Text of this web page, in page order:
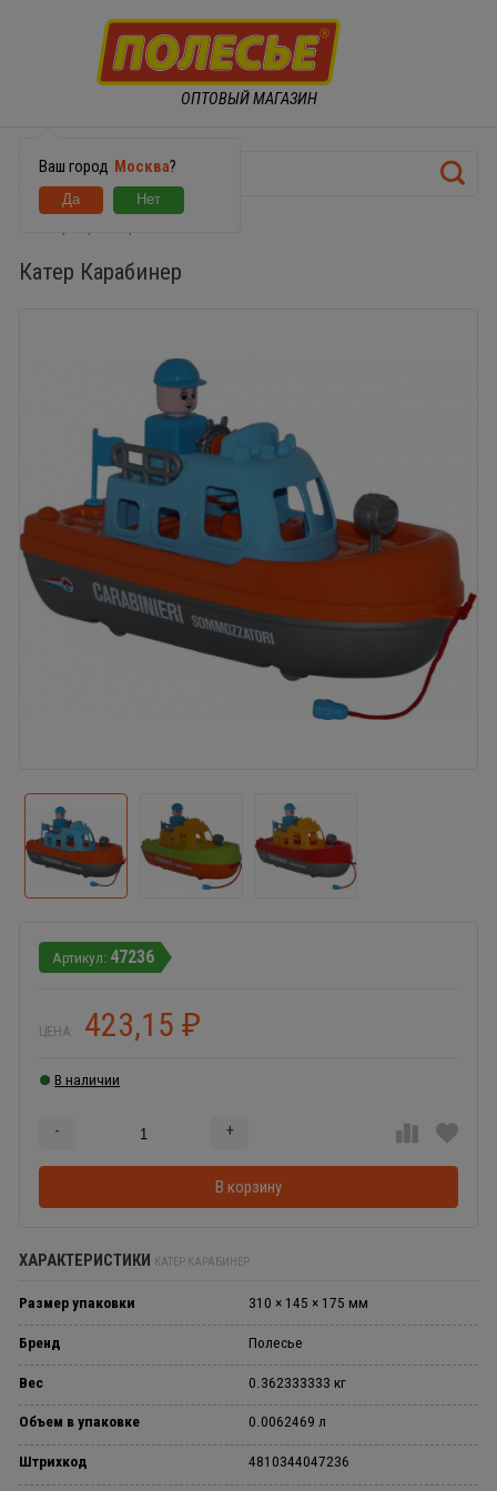
ОПТОВЫЙ МАГАЗИН
Ваш город Москва?
Катер Карабинер
47236
ЦЕНА: 423,15 ₽
В наличии
- +
В корзину
ХАРАКТЕРИСТИКИ КАТЕР КАРАБИНЕР
Размер упаковки 310 × 145 × 175 мм
Бренд Полесье
Вес 0.362333333 кг
Объем в упаковке 0.0062469 л
Штрихкод 4810344047236